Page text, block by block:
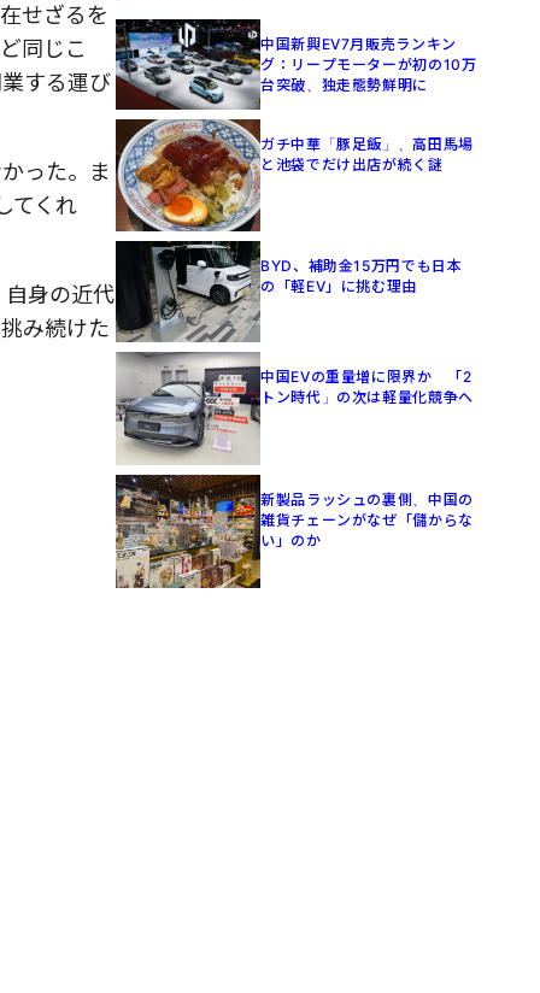
せざるを
同じこ
する運び
った。ま
てくれ
身の近代
み続けた
中国新興EV7月販売ランキン
グ：リープモーターが初の10万
台突破、独走態勢鮮明に
ガチ中華「豚足飯」、高田馬場
と池袋でだけ出店が続く謎
BYD、補助金15万円でも日本
の「軽EV」に挑む理由
中国EVの重量増に限界か 「2
トン時代」の次は軽量化競争へ
新製品ラッシュの裏側、中国の
雑貨チェーンがなぜ「儲からな
い」のか